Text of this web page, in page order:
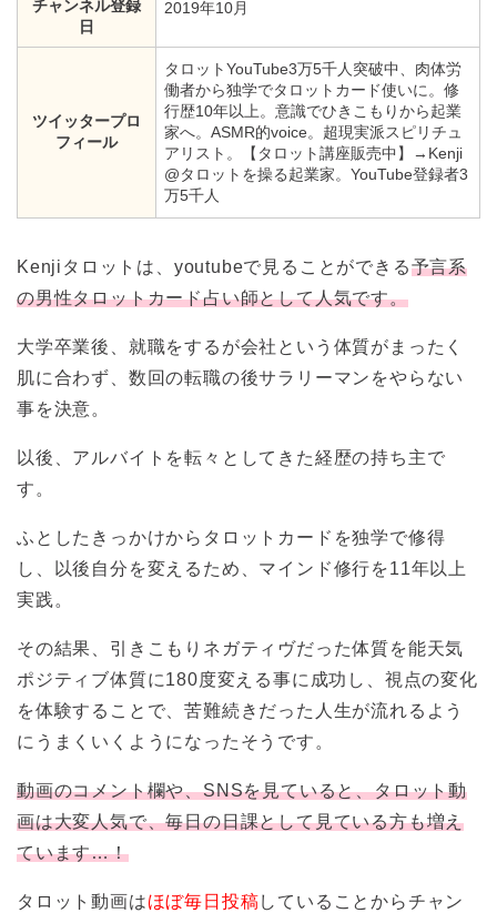
チャンネル登録
日
2019年10月
ツイッタープロ
フィール
タロットYouTube3万5千人突破中、肉体労
働者から独学でタロットカード使いに。修
行歴10年以上。意識でひきこもりから起業
家へ。ASMR的voice。超現実派スピリチュ
アリスト。【タロット講座販売中】→Kenji
@タロットを操る起業家。YouTube登録者3
万5千人
Kenjiタロットは、youtubeで見ることができる予言系
の男性タロットカード占い師として人気です。
大学卒業後、就職をするが会社という体質がまったく
肌に合わず、数回の転職の後サラリーマンをやらない
事を決意。
以後、アルバイトを転々としてきた経歴の持ち主で
す。
ふとしたきっかけからタロットカードを独学で修得
し、以後自分を変えるため、マインド修行を11年以上
実践。
その結果、引きこもりネガティヴだった体質を能天気
ポジティブ体質に180度変える事に成功し、視点の変化
を体験することで、苦難続きだった人生が流れるよう
にうまくいくようになったそうです。
動画のコメント欄や、SNSを見ていると、タロット動
画は大変人気で、毎日の日課として見ている方も増え
ています…！
タロット動画はほぼ毎日投稿していることからチャン